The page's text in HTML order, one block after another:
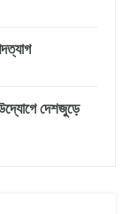
দেশজুড়ে